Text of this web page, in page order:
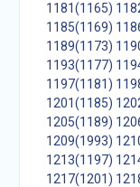
1181(1165)
1185(1169)
1189(1173)
1193(1177)
1197(1181)
1201(1185)
1205(1189)
1209(1993)
1213(1197)
1217(1201)